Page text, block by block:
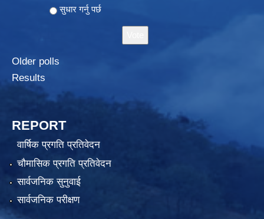
सुधार गर्नु पर्छ
Older polls
Results
REPORT
वार्षिक प्रगति प्रतिवेदन
चौमासिक प्रगति प्रतिवेदन
सार्वजनिक सुनुवाई
सार्वजनिक परीक्षण